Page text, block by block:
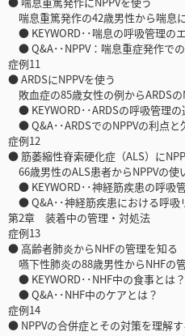
喘息重篤発作の42歳男性から喘息
● KEYWORD･･喘息の呼吸管理の
● Q&A･･NPPV：喘息重症発作で
症例11
● ARDSにNPPVを使う
敗血症の85歳女性の例からARDSの
● KEYWORD･･ARDSの呼吸管理の
● Q&A･･ARDSでのNPPVの利点と
症例12
● 筋萎縮性脊索硬化症（ALS）に
66歳男性のALS患者からNPPVの使
● KEYWORD･･神経筋疾患の呼吸
● Q&A･･神経筋疾患における呼吸
第2章 装着中の管理・対処法
症例13
● 高齢者肺炎からNHFの管理を知る
嚥下性肺炎の88歳男性からNHFの
● KEYWORD･･NHF中の食事とは
● Q&A･･NHF中のケアとは？
症例14
● NPPVの合併症とその対策を理解す